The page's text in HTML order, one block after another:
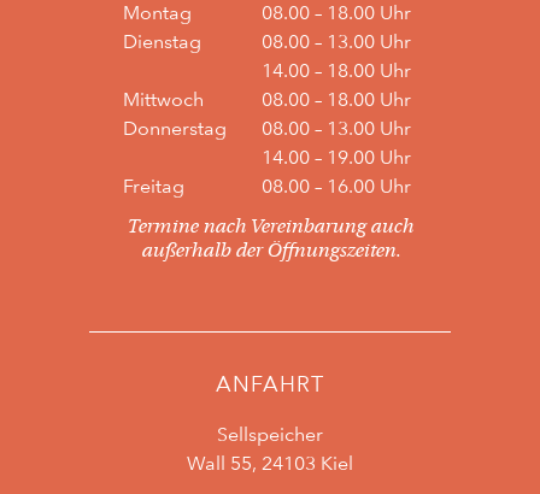
Montag
08.00 – 18.00 Uhr
Dienstag
08.00 – 13.00 Uhr
14.00 – 18.00 Uhr
Mittwoch
08.00 – 18.00 Uhr
Donnerstag
08.00 – 13.00 Uhr
14.00 – 19.00 Uhr
Freitag
08.00 – 16.00 Uhr
Termine nach Vereinbarung auch
außerhalb der Öffnungszeiten.
ANFAHRT
Sellspeicher
Wall 55, 24103 Kiel